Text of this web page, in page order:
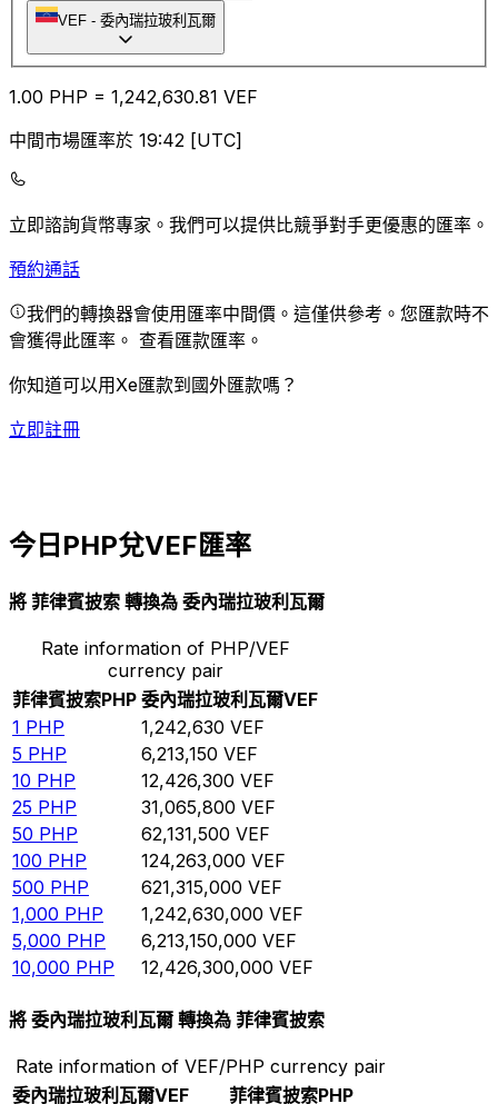
VEF - 委內瑞拉玻利瓦爾
1.00 PHP = 1,242,630.81 VEF
中間市場匯率於 19:42 [UTC]
立即諮詢貨幣專家。 我們可以提供比競爭對手更優惠的匯率。
預約通話
我們的轉換器會使用匯率中間價。這僅供參考。您匯款時不
會獲得此匯率。 查看匯款匯率。
你知道可以用Xe匯款到國外匯款嗎？
立即註冊
今日PHP兌VEF匯率
將 菲律賓披索 轉換為 委內瑞拉玻利瓦爾
Rate information of PHP/VEF
currency pair
菲律賓披索PHP 委內瑞拉玻利瓦爾VEF
1 PHP 1,242,630 VEF
5 PHP 6,213,150 VEF
10 PHP 12,426,300 VEF
25 PHP 31,065,800 VEF
50 PHP 62,131,500 VEF
100 PHP 124,263,000 VEF
500 PHP 621,315,000 VEF
1,000 PHP 1,242,630,000 VEF
5,000 PHP 6,213,150,000 VEF
10,000 PHP 12,426,300,000 VEF
將 委內瑞拉玻利瓦爾 轉換為 菲律賓披索
Rate information of VEF/PHP currency pair
委內瑞拉玻利瓦爾VEF 菲律賓披索PHP